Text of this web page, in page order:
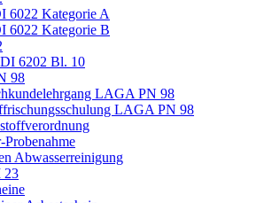
6022 Kategorie A
6022 Kategorie B
6202 Bl. 10
98
LAGA PN 98
LAGA PN 98
Probenahme
Abwasserreinigung
23